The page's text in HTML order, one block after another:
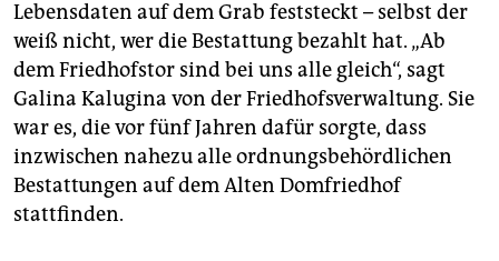
Lebensdaten auf dem Grab feststeckt – selbst der
weiß nicht, wer die Bestattung bezahlt hat. „Ab
dem Friedhofstor sind bei uns alle gleich“, sagt
Galina Kalugina von der Friedhofsverwaltung. Sie
war es, die vor fünf Jahren dafür sorgte, dass
inzwischen nahezu alle ordnungsbehördlichen
Bestattungen auf dem Alten Domfriedhof
stattfinden.